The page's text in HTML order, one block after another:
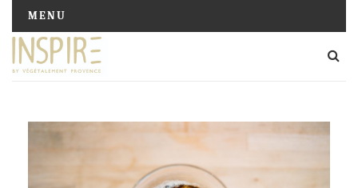
MENU